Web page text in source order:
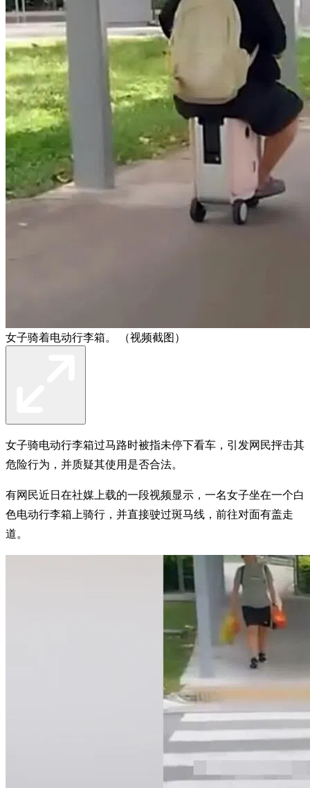
女子骑着电动行李箱。 （视频截图）
女子骑电动行李箱过马路时被指未停下看车，引发网民抨击其
危险行为，并质疑其使用是否合法。
有网民近日在社媒上载的一段视频显示，一名女子坐在一个白
色电动行李箱上骑行，并直接驶过斑马线，前往对面有盖走
道。